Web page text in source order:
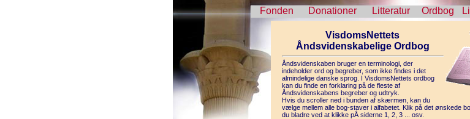
Fonden Donationer Litteratur Ordbog
VisdomsNettets
Åndsvidenskabelige Ordbog
Åndsvidenskaben bruger en terminologi, der
indeholder ord og begreber, som ikke findes i det
almindelige danske sprog. I VisdomsNettets ordbog
kan du finde en forklaring på de fleste af
Åndsvidenskabens begreber og udtryk.
Hvis du scroller ned i bunden af skærmen, kan du
vælge mellem alle bog-staver i alfabetet. Klik på det ønskede
du bladre ved at klikke pÅ siderne 1, 2, 3 ... osv.